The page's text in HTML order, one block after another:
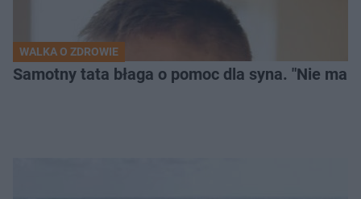
WALKA O ZDROWIE
Samotny tata błaga o pomoc dla syna. "Nie